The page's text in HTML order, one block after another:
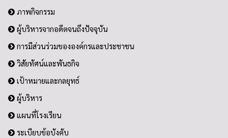
ภาพกิจกรรม
ผู้บริหารจากอดีตจนถึงปัจจุบัน
การมีส่วนร่วมขององค์กรและประชาชน
วิสัยทัศน์และพันธกิจ
เป้าหมายและกลยุทธ์
ผู้บริหาร
แผนที่โรงเรียน
ระเบียบข้อบังคับ